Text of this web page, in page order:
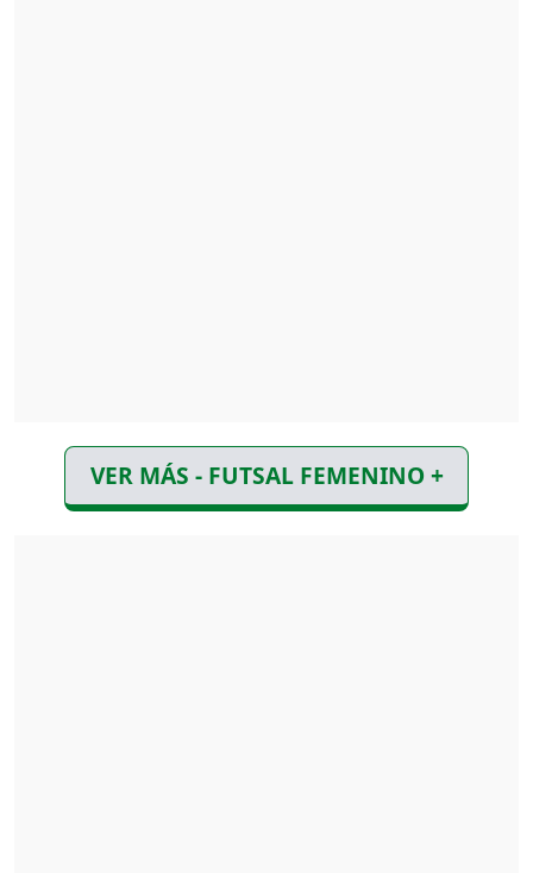
VER MÁS - FUTSAL FEMENINO +